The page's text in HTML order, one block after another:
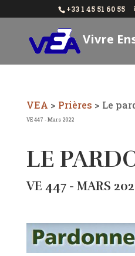
+33 1 45 51 60 55
Vivre
VEA > Prières > Le
VE 447 - Mars 2022
LE
VE 447 - MARS